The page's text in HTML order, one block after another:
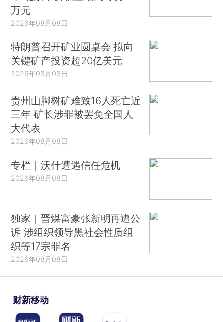
万元
2026年08月08日
特朗普召开矿业圆桌会 拟向
关键矿产投资超20亿美元
2026年08月08日
贵州山脚树矿难致16人死亡近
三年 矿长涉罪被罢免全国人
大代表
2026年08月08日
专栏｜沃什遭遇信任危机
2026年08月08日
独家｜晋煤富豪张新明再遭公
诉 涉组织领导黑社会性质组
织等17宗罪名
2026年08月08日
财新移动